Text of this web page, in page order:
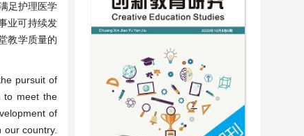
足护理医学
业可持续发
教学质量的
pursuit of
to meet the
of
country.